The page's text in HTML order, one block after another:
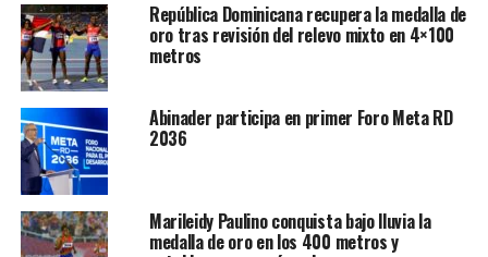
República Dominicana recupera la medalla de
oro tras revisión del relevo mixto en 4×100
metros
Abinader participa en primer Foro Meta RD
2036
Marileidy Paulino conquista bajo lluvia la
medalla de oro en los 400 metros y